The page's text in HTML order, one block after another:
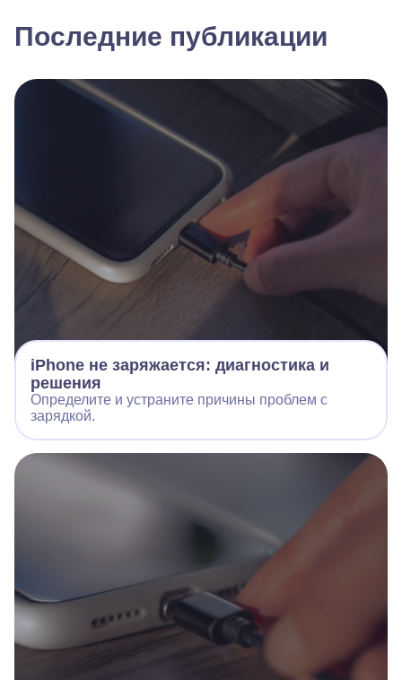
Последние публикации
iPhone не заряжается: диагностика и
решения
Определите и устраните причины проблем с
зарядкой.